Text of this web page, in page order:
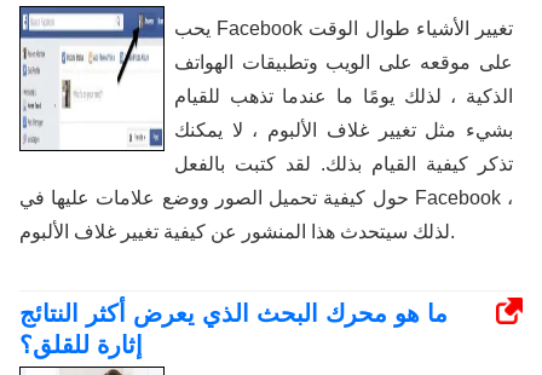
يحب Facebook تغيير الأشياء طوال الوقت
على موقعه على الويب وتطبيقات الهواتف
الذكية ، لذلك يومًا ما عندما تذهب للقيام
بشيء مثل تغيير غلاف الألبوم ، لا يمكنك
تذكر كيفية القيام بذلك. لقد كتبت بالفعل
حول كيفية تحميل الصور ووضع علامات عليها في Facebook ،
لذلك سيتحدث هذا المنشور عن كيفية تغيير غلاف الألبوم.
ما هو محرك البحث الذي يعرض أكثر النتائج
إثارة للقلق؟